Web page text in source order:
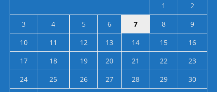
1
2
3
4 5 6 7 8
9
10
11 12 13 14 15
16
17
18 19 20 21 22
23
24
25 26 27 28 29
30